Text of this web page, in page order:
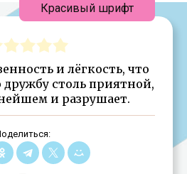
и лёгкость, что
столь приятной,
и разрушает.
Красивый шрифт